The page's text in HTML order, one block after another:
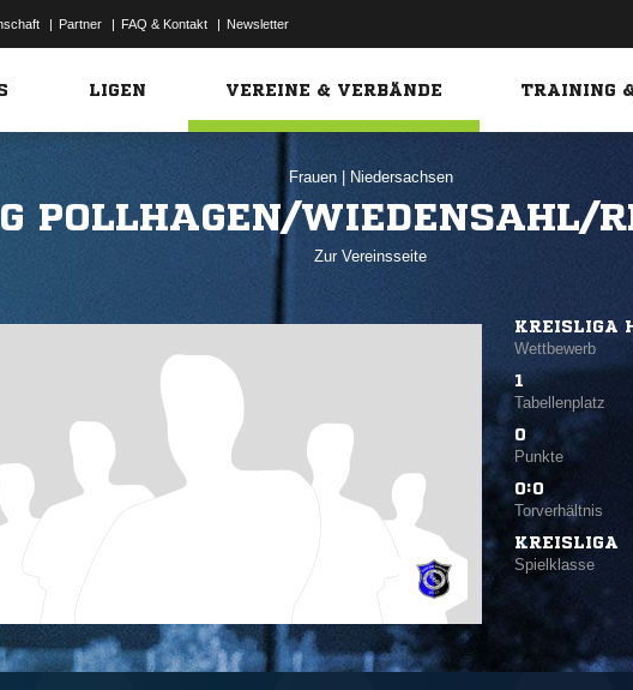
| Partner | FAQ & Kontakt | Newsletter
LIGEN VEREINE & VERBÄNDE TRAINING
Frauen Niedersachsen
POLLHAGEN/WIEDENSAHL/
Zur Vereinsseite
KREISLIGA
Wettbewerb
1
Tabellenplatz
0
Punkte
0:0
Torverhältnis
KREISLIGA
Spielklasse